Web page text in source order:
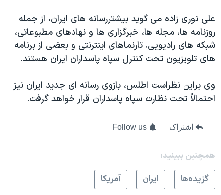
علی نوری زاده می گوید بیشتررسانه های ایران، از جمله
روزنامه ها، مجله ها، خبرگزاری ها و نهادهای مطبوعاتی،
شبکه های رادیویی، تارنماهای اینترنتی و بعضی از برنامه
های تلویزیون تحت کنترل سپاه پاسداران ایران هستند.
وی براین نظراست اطلس، بازوی رسانه ای جدید ایران نیز
احتمالاً تحت نظارت سپاه پاسداران قرار خواهد گرفت.
اشتراک Follow us
همچنبن ببینید:
گزيده‌ها
ايران آمريکا